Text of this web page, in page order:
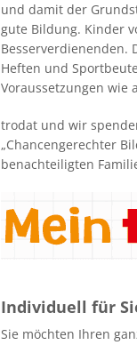
und damit der
gute Bildung. Kinder
Besserverdienenden.
Heften und
Voraussetzungen wie
trodat und wir
„Chancengerechter
benachteiligten
Individuell für
Sie möchten Ihren